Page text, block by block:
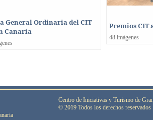
General Ordinaria del CIT
Canaria
Premios CIT
48 imágenes
Centro de Iniciativas y Turismo de
© 2019 Todos los derechos reservados